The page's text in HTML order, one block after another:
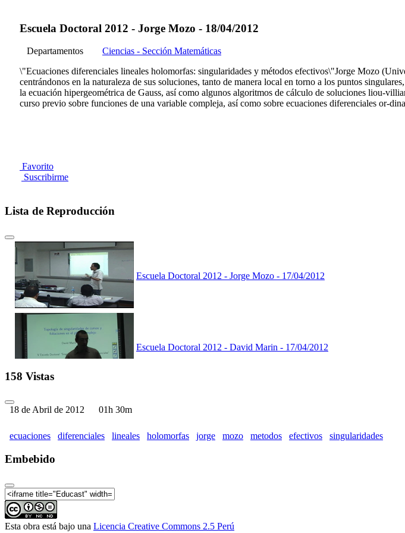
Escuela Doctoral 2012 - Jorge Mozo - 18/04/2012
Departamentos
Ciencias - Sección Matemáticas
\"Ecuaciones diferenciales lineales holomorfas: singularidades y métodos efectivos\"Jorge Mozo
centrándonos en la naturaleza de sus soluciones, tanto de manera local en torno a los puntos
la ecuación hipergeométrica de Gauss, así como algunos algoritmos de cálculo de soluciones liou-
curso previo sobre funciones de una variable compleja, así como sobre ecuaciones diferenciales or-
Favorito
Suscribirme
Lista de Reproducción
Escuela Doctoral 2012 - Jorge Mozo - 17/04/2012
Escuela Doctoral 2012 - David Marin - 17/04/2012
158 Vistas
18 de Abril de 2012 01h 30m
ecuaciones diferenciales lineales holomorfas jorge mozo metodos efectivos singularidades
Embebido
Esta obra está bajo una Licencia Creative Commons 2.5 Perú